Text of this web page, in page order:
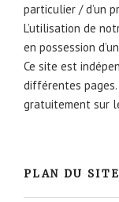
particulier / d’un
L’utilisation de
en possession
Ce site est
différentes pages.
gratuitement sur
PLAN DU SITE